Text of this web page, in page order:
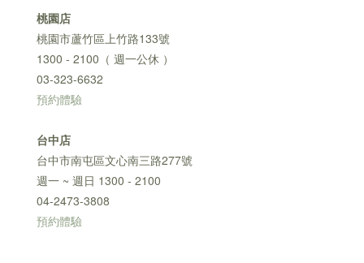
桃園店
桃園市蘆竹區上竹路133號
1300 - 2100（ 週一公休 ）
03-323-6632
預約體驗
台中店
台中市南屯區文心南三路277號
週一 ~ 週日 1300 - 2100
04-2473-3808
預約體驗